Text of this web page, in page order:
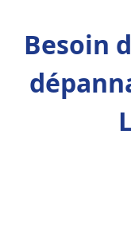
Besoin